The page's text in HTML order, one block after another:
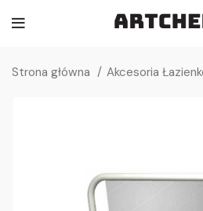
Strona główna Akcesoria